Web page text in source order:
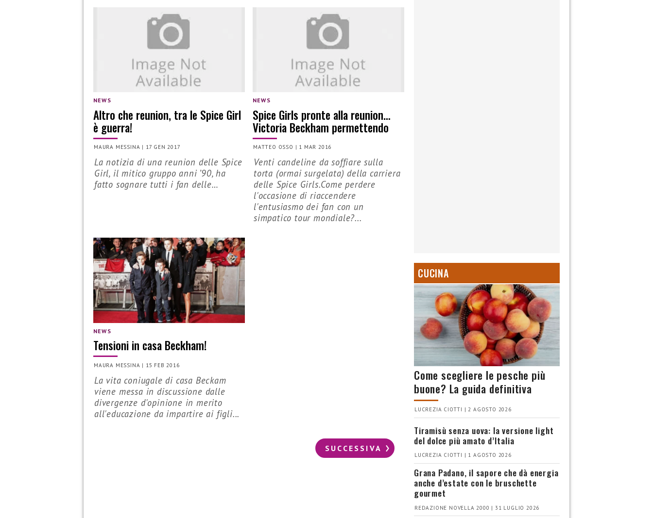
NEWS
Altro che reunion, tra le Spice Girl
è guerra!
MAURA MESSINA | 17 GEN 2017
La notizia di una reunion delle Spice
Girl, il mitico gruppo anni ’90, ha
fatto sognare tutti i fan delle…
NEWS
Spice Girls pronte alla reunion…
Victoria Beckham permettendo
MATTEO OSSO | 1 MAR 2016
Venti candeline da soffiare sulla
torta (ormai surgelata) della carriera
delle Spice Girls.Come perdere
l'occasione di riaccendere
l'entusiasmo dei fan con un
simpatico tour mondiale?...
NEWS
Tensioni in casa Beckham!
MAURA MESSINA | 15 FEB 2016
La vita coniugale di casa Beckam
viene messa in discussione dalle
divergenze d'opinione in merito
all'educazione da impartire ai figli...
SUCCESSIVA
CUCINA
Come scegliere le pesche più
buone? La guida definitiva
LUCREZIA CIOTTI | 2 AGOSTO 2026
Tiramisù senza uova: la versione light
del dolce più amato d’Italia
LUCREZIA CIOTTI | 1 AGOSTO 2026
Grana Padano, il sapore che dà energia
anche d’estate con le bruschette
gourmet
REDAZIONE NOVELLA 2000 | 31 LUGLIO 2026